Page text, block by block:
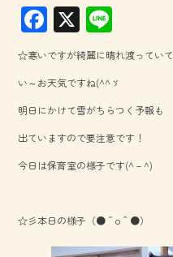
F
ac
e
b
o
ok
X
ne
☆寒いですが綺麗に晴れ渡っていて
い～お天気ですね(^^ゞ
明日にかけて雪がちらつく予報も
出ていますので要注意です！
今日は保育室の様子です(^－^)
☆彡本日の様子（●＾o＾●）